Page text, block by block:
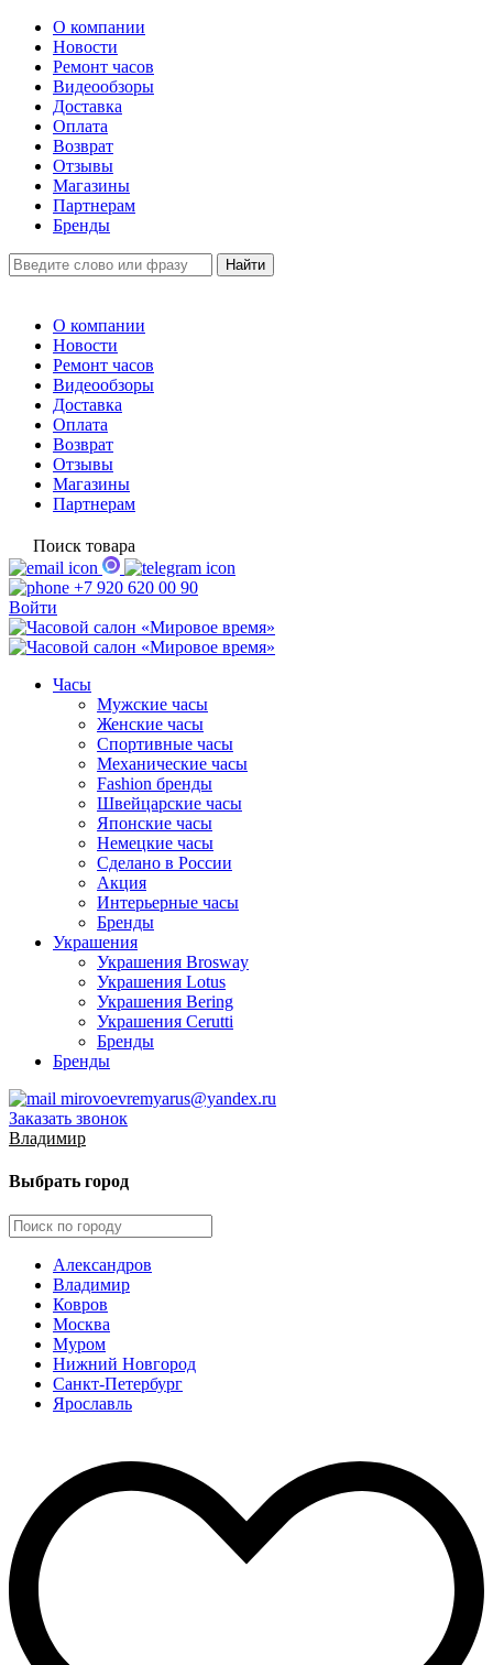
О компании
Новости
Ремонт часов
Видеообзоры
Доставка
Оплата
Возврат
Отзывы
Магазины
Партнерам
Бренды
О компании
Новости
Ремонт часов
Видеообзоры
Доставка
Оплата
Возврат
Отзывы
Магазины
Партнерам
Поиск товара
+7 920 620 00 90
Войти
Часы
Мужские часы
Женские часы
Спортивные часы
Механические часы
Fashion бренды
Швейцарские часы
Японские часы
Немецкие часы
Сделано в России
Акция
Интерьерные часы
Бренды
Украшения
Украшения Brosway
Украшения Lotus
Украшения Bering
Украшения Cerutti
Бренды
Бренды
mirovoevremyarus@yandex.ru
Заказать звонок
Владимир
Выбрать город
Александров
Владимир
Ковров
Москва
Муром
Нижний Новгород
Санкт-Петербург
Ярославль